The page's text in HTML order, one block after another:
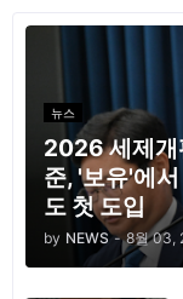
뉴스
2026 세제개
준, '보유'에
도 첫 도입
by NEWS - 8월 03,